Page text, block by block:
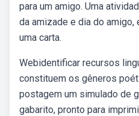
para um amigo. Uma
da amizade e dia do amigo,
uma carta.
Webidentificar recursos
constituem os gêneros
postagem um simulado de
gabarito, pronto para